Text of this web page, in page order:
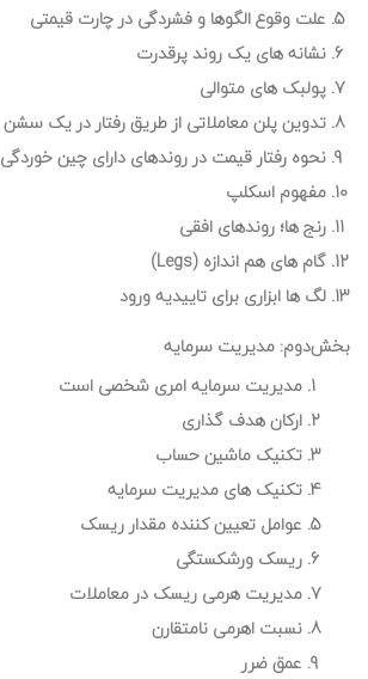
علت وقوع الگوها و فشردگی در چارت قیمتی
نشانه های یک روند پرقدرت
پولبک های متوالی
تدوین پلن معاملاتی از طریق رفتار در یک سشن
نحوه رفتار قیمت در روندهای دارای چین خوردگی
مفهوم اسکلپ
رنج ها؛ روندهای افقی
گام های هم اندازه (Legs)
لگ ها ابزاری برای تاییدیه ورود
بخش‌دوم: مدیریت سرمایه
مدیریت سرمایه امری شخصی است
ارکان هدف گذاری
تکنیک ماشین حساب
تکنیک های مدیریت سرمایه
عوامل تعیین کننده مقدار ریسک
ریسک ورشکستگی
مدیریت هرمی ریسک در معاملات
نسبت اهرمی نامتقارن
عمق ضرر